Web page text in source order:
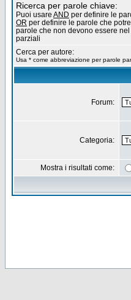
Ricerca per parole chiave:
Puoi usare AND per definire le
OR per definire le parole che
parole che non devono essere
parziali
Cerca per autore:
Usa * come abbreviazione per parole
Forum:
Categoria:
Mostra i risultati come: